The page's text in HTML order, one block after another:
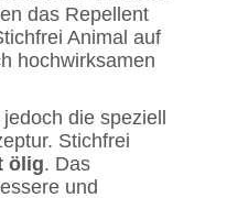
das Repellent
Animal auf
hochwirksamen
die speziell
Stichfrei
ölig. Das
und